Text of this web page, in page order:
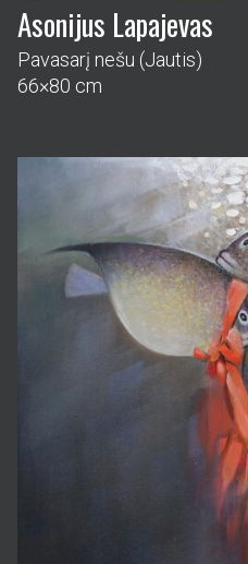
Asonijus Lapajevas
Pavasarį nešu (Jautis)
66×80 cm